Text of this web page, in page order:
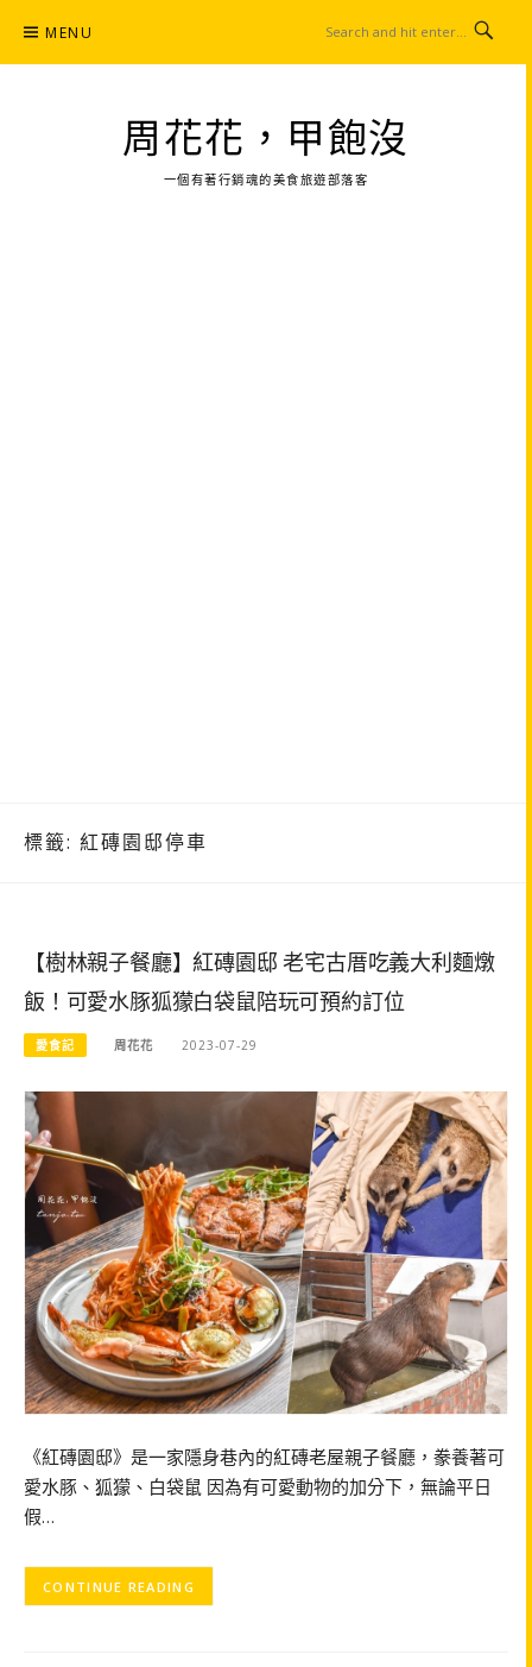
content
MENU
周花花，甲飽沒
一個有著行銷魂的美食旅遊部落客
標籤: 紅磚園邸停車
【樹林親子餐廳】紅磚園邸 老宅古厝吃義大利麵燉
飯！可愛水豚狐獴白袋鼠陪玩可預約訂位
愛食記 周花花 2023-07-29
《紅磚園邸》是一家隱身巷內的紅磚老屋親子餐廳，豢養著可
愛水豚、狐獴、白袋鼠 因為有可愛動物的加分下，無論平日
假…
CONTINUE READING